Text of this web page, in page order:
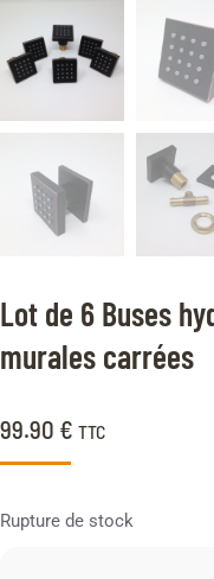
Lot de 6 Buses
murales carrées
99.90 € TTC
Rupture de stock